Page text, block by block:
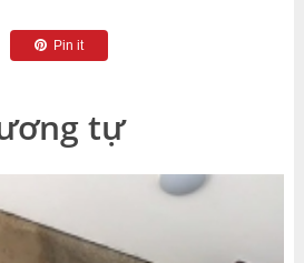
Pin it
tự